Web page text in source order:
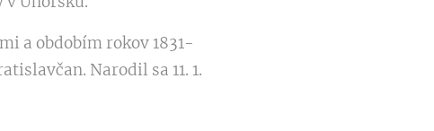
a obdobím rokov 1831-
Narodil sa 11. 1.